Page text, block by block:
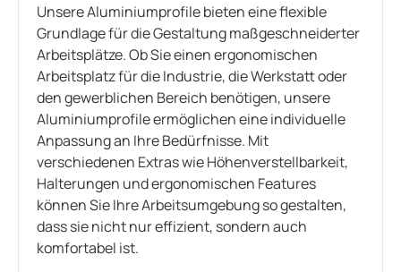
Unsere Aluminiumprofile bieten eine flexible
Grundlage für die Gestaltung maßgeschneiderter
Arbeitsplätze. Ob Sie einen ergonomischen
Arbeitsplatz für die Industrie, die Werkstatt oder
den gewerblichen Bereich benötigen, unsere
Aluminiumprofile ermöglichen eine individuelle
Anpassung an Ihre Bedürfnisse. Mit
verschiedenen Extras wie Höhenverstellbarkeit,
Halterungen und ergonomischen Features
können Sie Ihre Arbeitsumgebung so gestalten,
dass sie nicht nur effizient, sondern auch
komfortabel ist.